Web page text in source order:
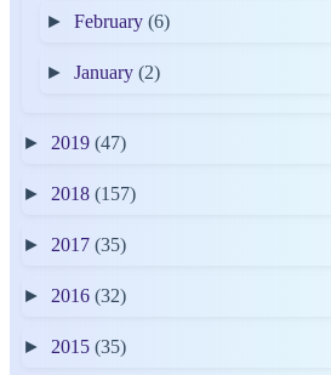
►February(6)
►January(2)
► 2019 (47)
► 2018 (157)
► 2017 (35)
► 2016 (32)
► 2015 (35)